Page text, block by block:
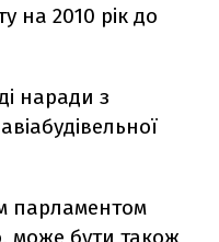
на 2010 рік до
наради з
парламентом